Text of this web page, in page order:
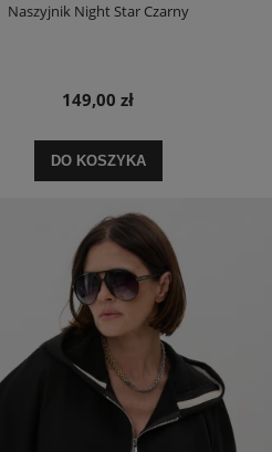
Naszyjnik Night Star Czarny
149,00 zł
DO KOSZYKA